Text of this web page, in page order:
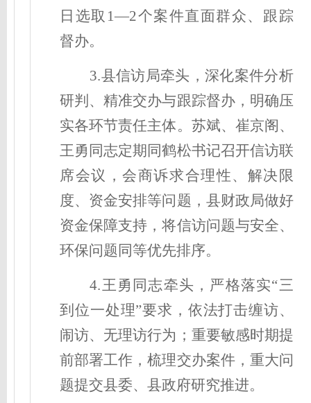
日选取1—2个案件直面群众、跟踪
督办。
3.县信访局牵头，深化案件分析
研判、精准交办与跟踪督办，明确压
实各环节责任主体。苏斌、崔京阁、
王勇同志定期同鹤松书记召开信访联
席会议，会商诉求合理性、解决限
度、资金安排等问题，县财政局做好
资金保障支持，将信访问题与安全、
环保问题同等优先排序。
4.王勇同志牵头，严格落实“三
到位一处理”要求，依法打击缠访、
闹访、无理访行为；重要敏感时期提
前部署工作，梳理交办案件，重大问
题提交县委、县政府研究推进。